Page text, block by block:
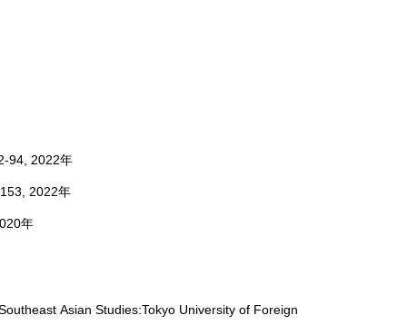
94, 2022年
2022年
年
Asian Studies:Tokyo University of Foreign